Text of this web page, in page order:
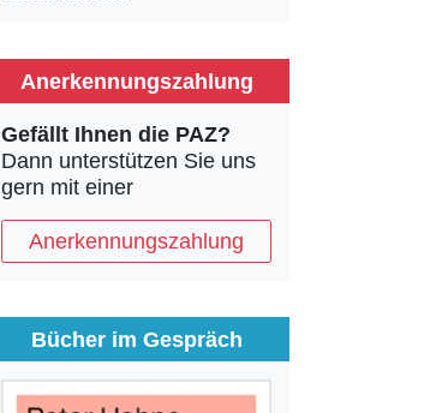
Anerkennungszahlung
Gefällt Ihnen die PAZ?
Dann unterstützen Sie uns
gern mit einer
Anerkennungszahlung
Bücher im Gespräch